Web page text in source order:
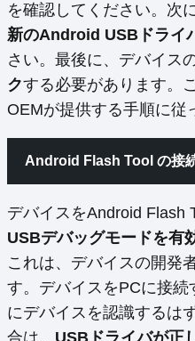
を確認してください。次
新のAndroid USBドライ
さい。最後に、デバイス
クする必要があります。
OEMが提供する手順に従
Android Flash Tool の接
デバイスをAndroid Flash
USBデバッグモードを有
これは、デバイスの開発
す。デバイスをPCに接続
にデバイスを認識するは
合は、 USBドライバが正